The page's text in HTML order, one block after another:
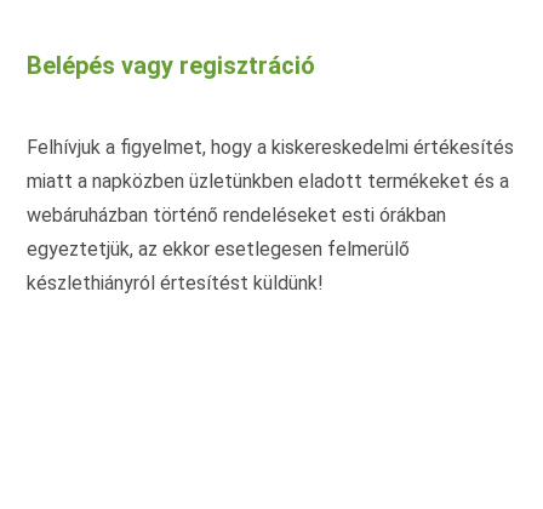
a
termékoldalon
Belépés vagy regisztráció
Felhívjuk a figyelmet, hogy a kiskereskedelmi értékesítés
miatt a napközben üzletünkben eladott termékeket és a
webáruházban történő rendeléseket esti órákban
egyeztetjük, az ekkor esetlegesen felmerülő
készlethiányról értesítést küldünk!